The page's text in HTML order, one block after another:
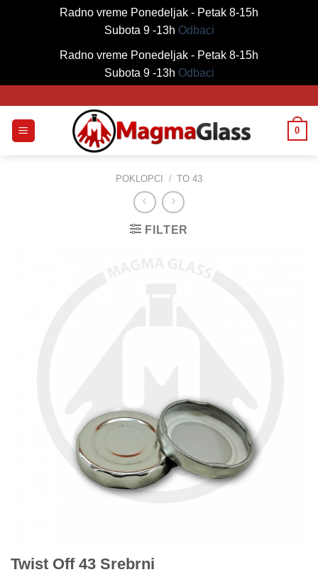
Radno vreme Ponedeljak - Petak 8-15h
Subota 9 -13h Odbaci
Radno vreme Ponedeljak - Petak 8-15h
Subota 9 -13h Odbaci
content
0
POKLOPCI / TO 43
FILTER
Twist Off 43 Srebrni